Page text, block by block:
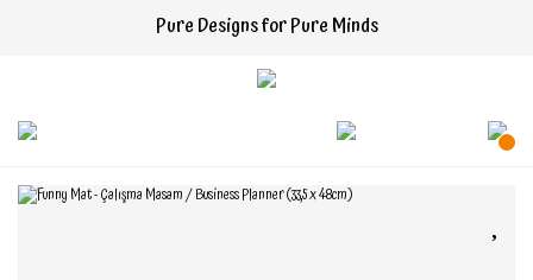
Pure Designs for Pure Minds